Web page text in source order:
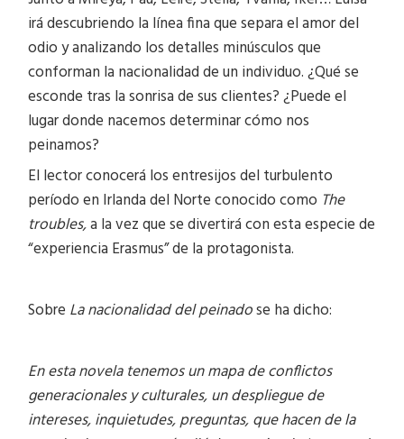
irá descubriendo la línea fina que separa el amor del
odio y analizando los detalles minúsculos que
conforman la nacionalidad de un individuo. ¿Qué se
esconde tras la sonrisa de sus clientes? ¿Puede el
lugar donde nacemos determinar cómo nos
peinamos?
El lector conocerá los entresijos del turbulento
período en Irlanda del Norte conocido como The
troubles,a la vez que se divertirá con esta especie de
“experiencia Erasmus” de la protagonista.
Sobre La nacionalidad del peinadose ha dicho:
En esta novela tenemos un mapa de conflictos
generacionales y culturales, un despliegue de
intereses, inquietudes, preguntas, que hacen de la